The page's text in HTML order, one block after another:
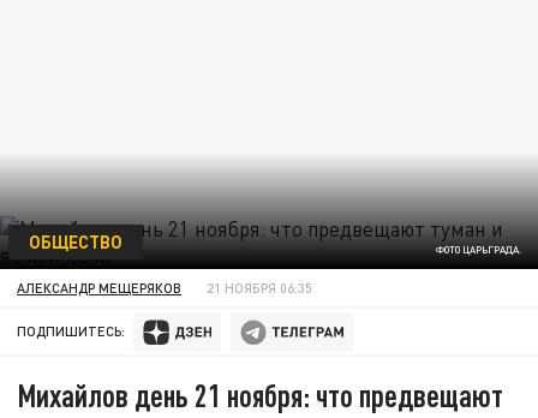
ФОТО ЦАРЬГРАДА.
ОБЩЕСТВО
АЛЕКСАНДР МЕЩЕРЯКОВ 21 НОЯБРЯ 06:35
ПОДПИШИТЕСЬ:
Михайлов день 21 ноября: что предвещают